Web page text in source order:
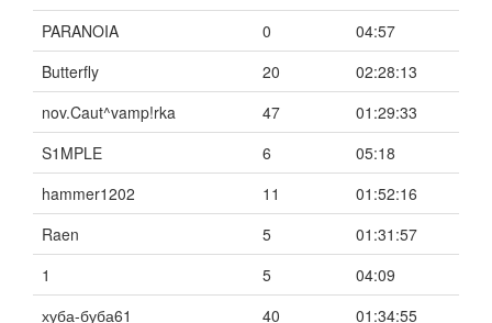
PARANOIA
0
04:57
Butterfly
20
02:28:13
nov.Caut^vamp!rka
47
01:29:33
S1MPLE
6
05:18
hammer1202
11
01:52:16
Raen
5
01:31:57
1
5
04:09
хуба-буба61
40 01:34:55